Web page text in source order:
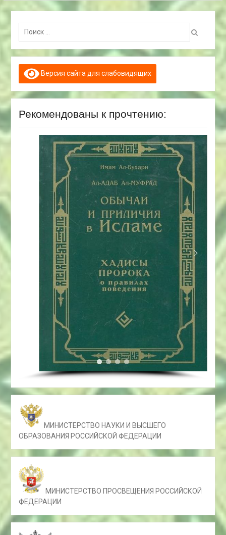
Поиск:
Версия сайта для слабовидящих
Рекомендованы к прочтению:
МИНИСТЕРСТВО НАУКИ И ВЫСШЕГО
ОБРАЗОВАНИЯ РОССИЙСКОЙ ФЕДЕРАЦИИ
МИНИСТЕРСТВО ПРОСВЕЩЕНИЯ РОССИЙСКОЙ
ФЕДЕРАЦИИ